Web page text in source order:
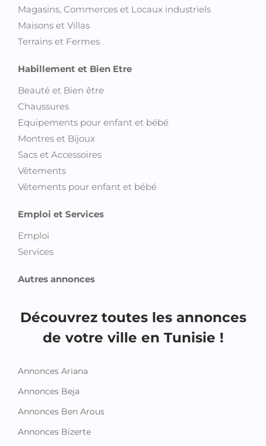
Magasins, Commerces et Locaux industriels
Maisons et Villas
Terrains et Fermes
Habillement et Bien Etre
Beauté et Bien être
Chaussures
Equipements pour enfant et bébé
Montres et Bijoux
Sacs et Accessoires
Vêtements
Vêtements pour enfant et bébé
Emploi et Services
Emploi
Services
Autres annonces
Découvrez toutes les annonces
de votre ville en Tunisie !
Annonces Ariana
Annonces Beja
Annonces Ben Arous
Annonces Bizerte